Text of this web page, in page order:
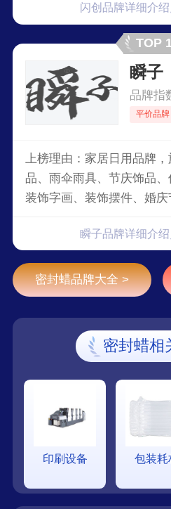
闪创品牌详细介
TOP
瞬子
品牌指
平价品牌
上榜理由：家居日用品牌
品、雨伞雨具、节庆饰品、
装饰字画、装饰摆件、婚
瞬子品牌详细介
密封蜡品牌大全 >
密封蜡相
印刷设备 包装耗